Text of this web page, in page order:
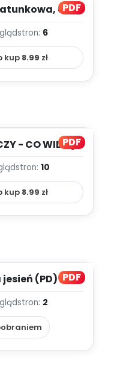
PDF
cz. 2
stron: 6
kup 8.99 zł
PDF
- CO WIDZĘ?
stron: 10
kup 8.99 zł
PDF
(PD)
stron: 2